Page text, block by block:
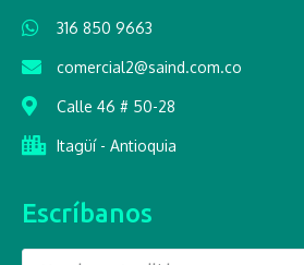
316 850 9663
comercial2@saind.com.co
Calle 46 # 50-28
Itagüí - Antioquia
Escríbanos